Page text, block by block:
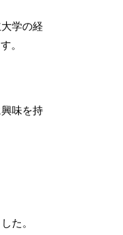
学の経
。
味を持
た。